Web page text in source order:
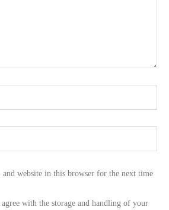
and website in this browser for the next time
with the storage and handling of your